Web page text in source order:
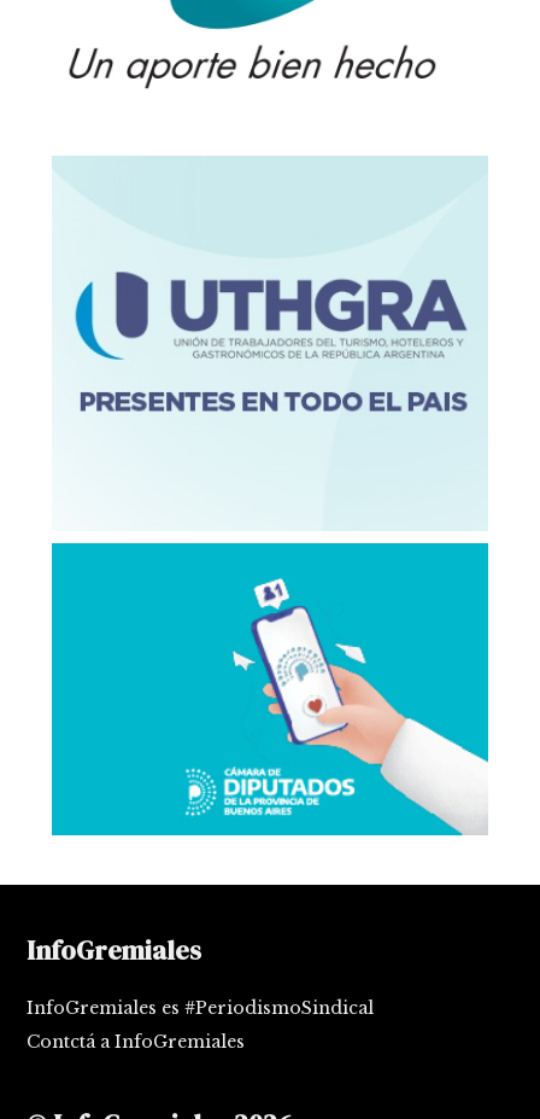
InfoGremiales
InfoGremiales es #PeriodismoSindical
Contctá a InfoGremiales